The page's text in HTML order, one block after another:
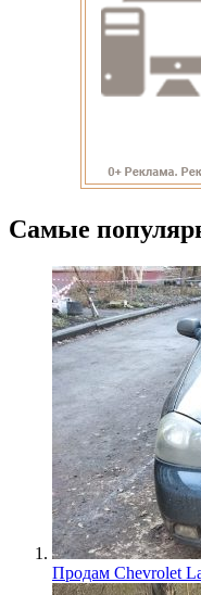
Самые
Продам Chevrolet